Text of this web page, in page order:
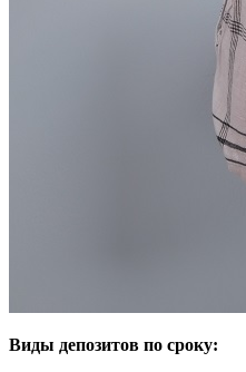
Виды депозитов по сроку: